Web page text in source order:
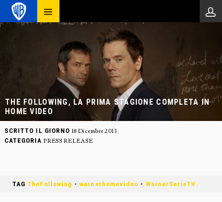
THE FOLLOWING, LA PRIMA STAGIONE COMPLETA IN
HOME VIDEO
SCRITTO IL GIORNO 18 Dicembre 2013
CATEGORIA PRESS RELEASE
TAGTheFollowing -warnerhomevideo - WarnerSerieTV